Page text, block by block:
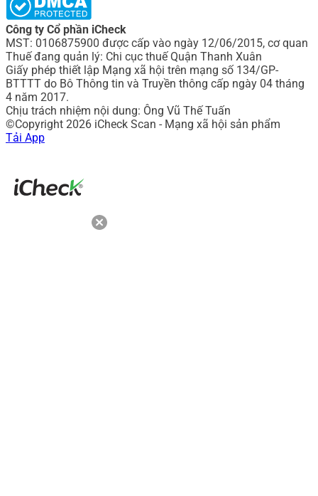
Công ty Cổ phần iCheck
MST: 0106875900 được cấp vào ngày 12/06/2015, cơ quan
Thuế đang quản lý: Chi cục thuế Quận Thanh Xuân
Giấy phép thiết lập Mạng xã hội trên mạng số 134/GP-
BTTTT do Bô Thông tin và Truyền thông cấp ngày 04 tháng
4 năm 2017.
Chịu trách nhiệm nội dung: Ông Vũ Thế Tuấn
©Copyright 2026 iCheck Scan - Mạng xã hội sản phẩm
Tải App